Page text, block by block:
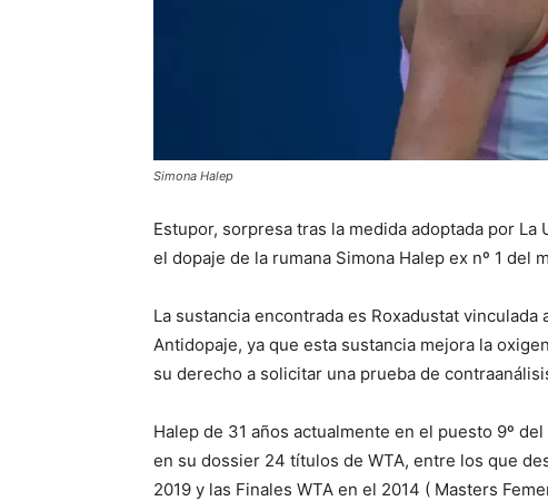
Simona Halep
Estupor, sorpresa tras la medida adoptada por
el dopaje de la rumana Simona Halep ex nº 1 del
La sustancia encontrada es Roxadustat
Antidopaje, ya que esta sustancia mejora la
su derecho a solicitar una prueba de
Halep de 31 años actualmente en el puesto 9º
en su dossier 24 títulos de WTA, entre los que
2019 y las Finales WTA en el 2014 ( Masters